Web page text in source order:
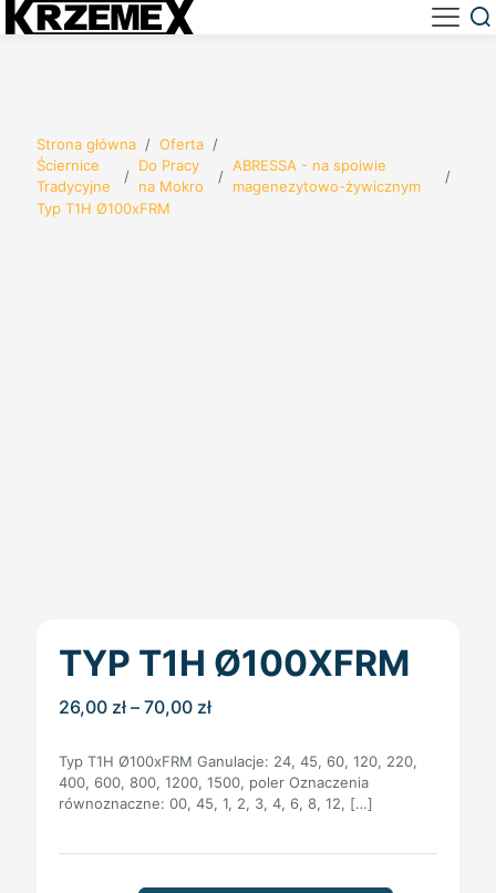
Strona główna / Oferta /
Ściernice
Tradycyjne
/
Do Pracy
na Mokro
/
ABRESSA - na spoiwie
magenezytowo-żywicznym
/
Typ T1H Ø100xFRM
TYP T1H Ø100XFRM
26,00 zł – 70,00 złZakres
26,00 zł
do
70,00 zł
Typ T1H Ø100xFRM Ganulacje: 24, 45, 60, 120, 220,
400, 600, 800, 1200, 1500, poler Oznaczenia
równoznaczne: 00, 45, 1, 2, 3, 4, 6, 8, 12, […]